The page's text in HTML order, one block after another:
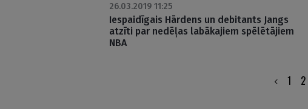
26.03.2019 11:25
Iespaidīgais Hārdens un debitants Jangs
atzīti par nedēļas labākajiem spēlētājiem
NBA
1 2